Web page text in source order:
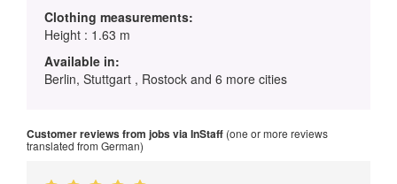
Clothing measurements:
Height : 1.63 m
Available in:
Berlin, Stuttgart , Rostock and 6 more cities
Customer reviews from jobs via InStaff (one or more reviews
translated from German)